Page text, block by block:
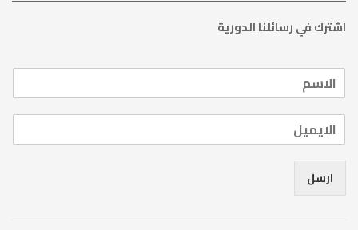
اشترك في رسائلنا الدورية
ارسل